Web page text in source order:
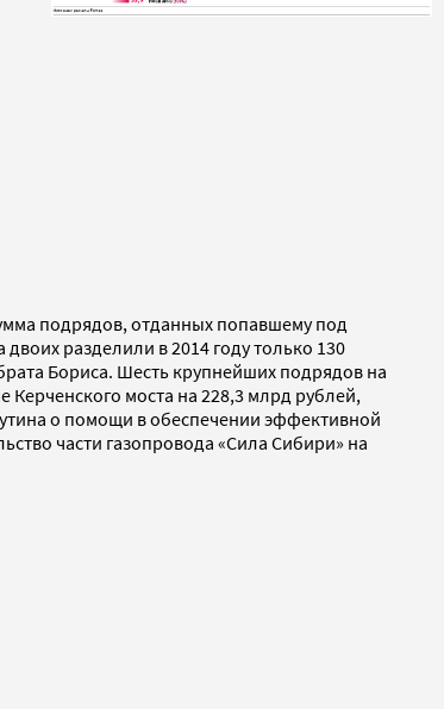
подрядов, отданных попавшему под
разделили в 2014 году только 130
Бориса. Шесть крупнейших подрядов на
Керченского моста на 228,3 млрд рублей,
о помощи в обеспечении эффективной
части газопровода «Сила Сибири» на